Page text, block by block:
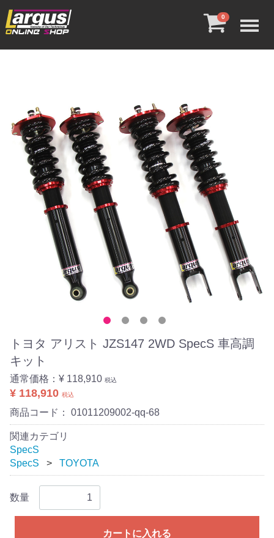
0
トヨタ アリスト JZS147 2WD SpecS 車高調
キット
通常価格： ¥ 118,910 税込
¥ 118,910 税込
商品コード： 01011209002-qq-68
関連カテゴリ
SpecS
SpecS
TOYOTA
数量
カートに入れる